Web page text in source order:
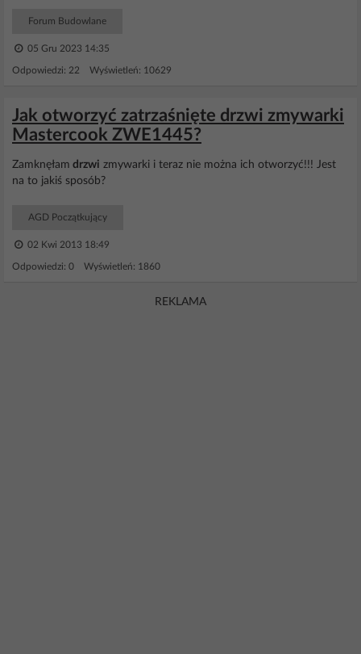
Forum Budowlane
05 Gru 2023 14:35
Odpowiedzi: 22 Wyświetleń: 10629
Jak otworzyć zatrzaśnięte drzwi zmywarki
Mastercook ZWE1445?
Zamknęłam drzwi zmywarki i teraz nie można ich otworzyć!!! Jest
na to jakiś sposób?
AGD Początkujący
02 Kwi 2013 18:49
Odpowiedzi: 0 Wyświetleń: 1860
REKLAMA